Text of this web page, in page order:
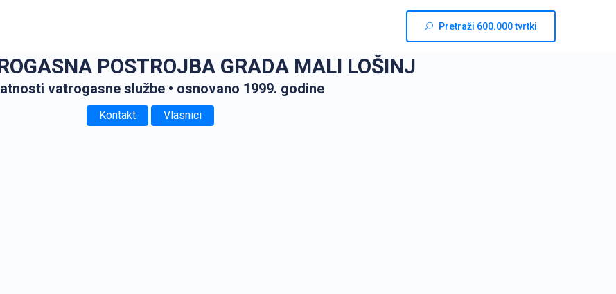
Pretraži 600.000 tvrtki
POSTROJBA GRADA MALI LOŠINJ
vatrogasne službe • osnovano 1999. godine
Kontakt Vlasnici